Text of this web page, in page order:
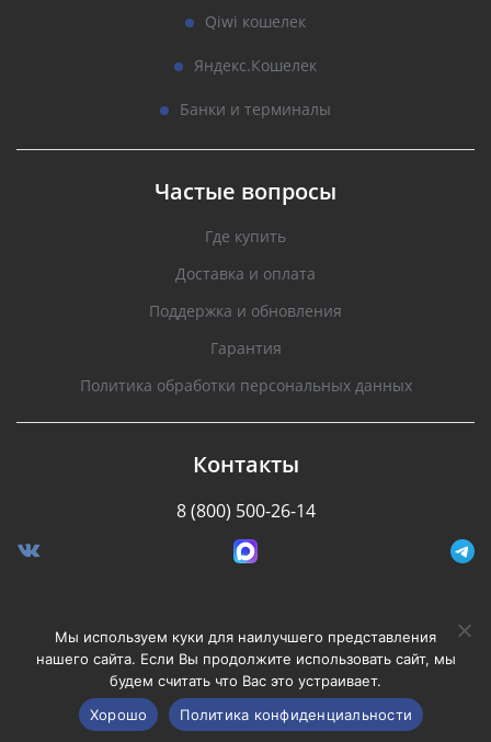
Qiwi кошелек
Яндекс.Кошелек
Банки и терминалы
Частые вопросы
Где купить
Доставка и оплата
Поддержка и обновления
Гарантия
Политика обработки персональных данных
Контакты
8 (800) 500-26-14
Разработано Stormcorp
Copyright © 2008-2020, Silverstone F1. Все права
защищены.
Мы используем куки для наилучшего представления
нашего сайта. Если Вы продолжите использовать сайт, мы
будем считать что Вас это устраивает.
Хорошо
Политика конфиденциальности